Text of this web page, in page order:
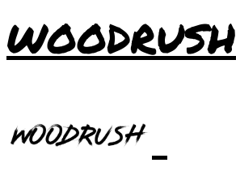
WOODRUSH